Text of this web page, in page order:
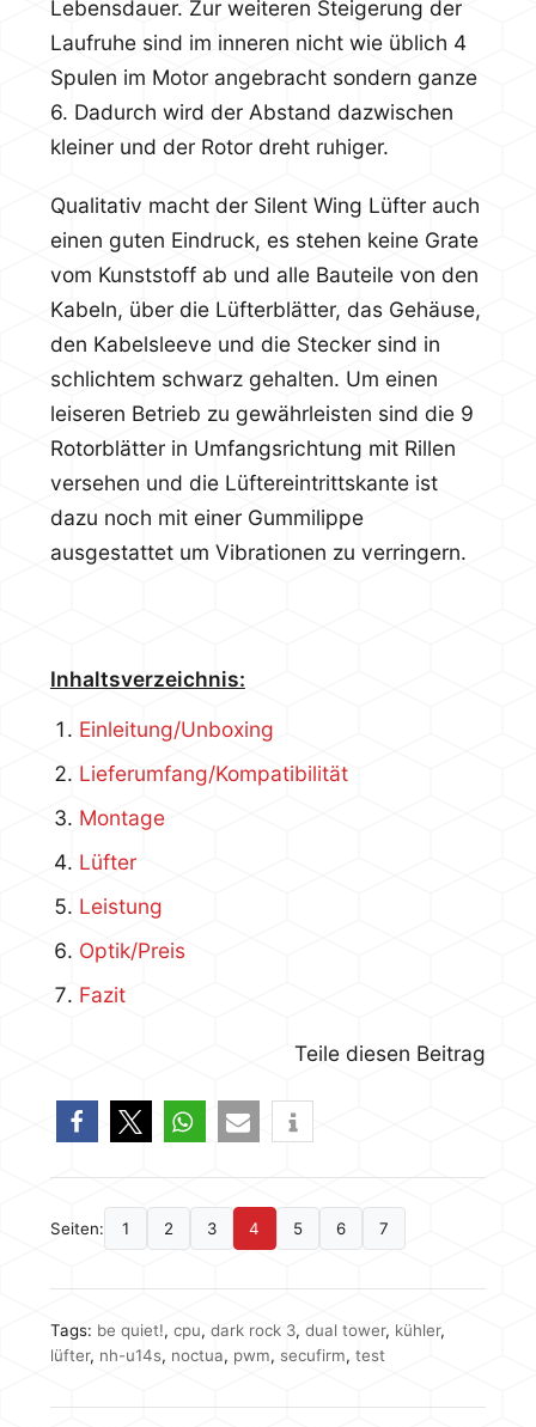
Lebensdauer. Zur weiteren Steigerung der
Laufruhe sind im inneren nicht wie üblich 4
Spulen im Motor angebracht sondern ganze
6. Dadurch wird der Abstand dazwischen
kleiner und der Rotor dreht ruhiger.
Qualitativ macht der Silent Wing Lüfter auch
einen guten Eindruck, es stehen keine Grate
vom Kunststoff ab und alle Bauteile von den
Kabeln, über die Lüfterblätter, das Gehäuse,
den Kabelsleeve und die Stecker sind in
schlichtem schwarz gehalten. Um einen
leiseren Betrieb zu gewährleisten sind die 9
Rotorblätter in Umfangsrichtung mit Rillen
versehen und die Lüftereintrittskante ist
dazu noch mit einer Gummilippe
ausgestattet um Vibrationen zu verringern.
Inhaltsverzeichnis:
Einleitung/Unboxing
Lieferumfang/Kompatibilität
Montage
Lüfter
Leistung
Optik/Preis
Fazit
Teile diesen Beitrag
Seiten: 1 2 3 4 5 6 7
Tags: be quiet!, cpu, dark rock 3, dual tower, kühler,
lüfter, nh-u14s, noctua, pwm, secufirm, test